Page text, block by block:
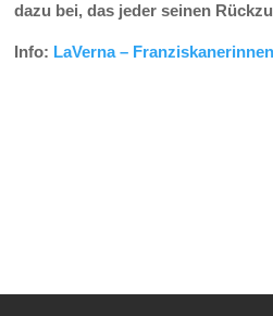
dazu bei, das jeder seinen
Info: LaVerna –